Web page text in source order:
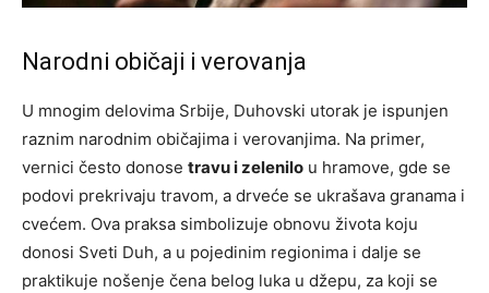
Narodni običaji i verovanja
U mnogim delovima Srbije, Duhovski utorak je ispunjen
raznim narodnim običajima i verovanjima. Na primer,
vernici često donose travu i zelenilo u hramove, gde se
podovi prekrivaju travom, a drveće se ukrašava granama i
cvećem. Ova praksa simbolizuje obnovu života koju
donosi Sveti Duh, a u pojedinim regionima i dalje se
praktikuje nošenje čena belog luka u džepu, za koji se